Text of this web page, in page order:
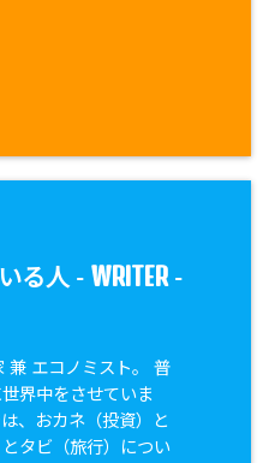
る人 - WRITER-
兼 エコノミスト。 普
界中をさせていま
、おカネ（投資）と
タビ（旅行）につい